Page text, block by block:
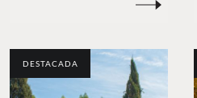
DESTACADA